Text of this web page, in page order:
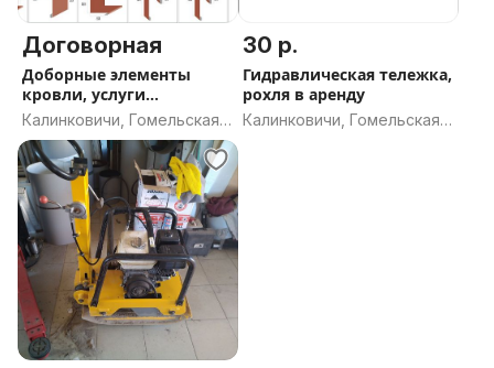
Договорная
Доборные элементы
кровли, услуги
листогиба
Калинковичи, Гомельская
область
30 р.
Гидравлическая тележка,
рохля в аренду
Калинковичи, Гомельская